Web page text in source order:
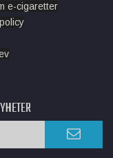
e-cigaretter